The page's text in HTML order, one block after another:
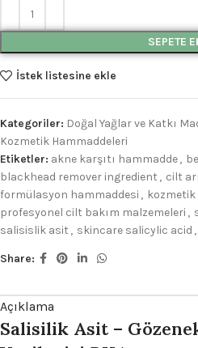
SEPETE
İstek listesine ekle
Kategoriler: Doğal Yağlar ve Katkı
Kozmetik Hammaddeleri
Etiketler: akne karşıtı hammadde,
blackhead remover ingredient , cilt
formülasyon hammaddesi ,
profesyonel cilt bakım malzemeleri ,
salisislik asit , skincare salicylic acid ,
Share:
Açıklama
Salisilik Asit –